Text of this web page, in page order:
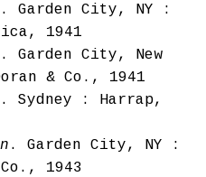
. Garden City, NY :
1941
. Garden City, New
& Co., 1941
. Sydney : Harrap,
. Garden City, NY :
1943